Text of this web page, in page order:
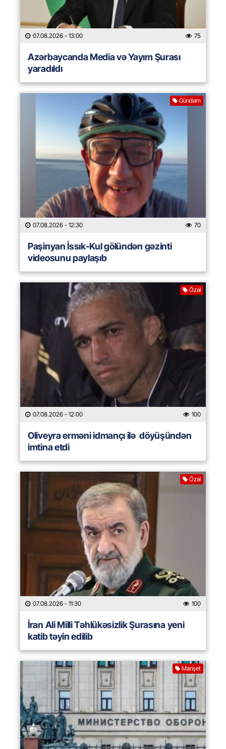
07.08.2026 - 13:00 75
Azərbaycanda Media və Yayım Şurası
yaradıldı
Gündəm
07.08.2026 - 12:30 70
Paşinyan İssık-Kul gölündən gəzinti
videosunu paylaşıb
Özəl
07.08.2026 - 12:00 100
Oliveyra erməni idmançı ilə döyüşündən
imtina etdi
Özəl
07.08.2026 - 11:30 100
İran Ali Milli Təhlükəsizlik Şurasına yeni
katib təyin edilib
Manşet